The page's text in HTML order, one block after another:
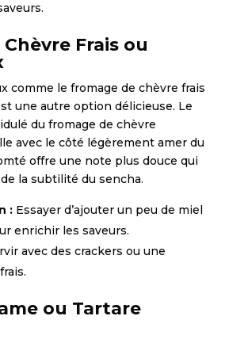
Frais ou
comme le fromage de chèvre frais
une autre option délicieuse. Le
du fromage de chèvre
avec le côté légèrement amer du
offre une note plus douce qui
la subtilité du sencha.
: Essayer d’ajouter un peu de miel
enrichir les saveurs.
avec des crackers ou une
ou Tartare